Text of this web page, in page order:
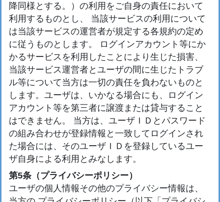
降同様とする。）の利用をご自身の責任において
利用するものとし、 当該サービスの利用について
は当該サービスの運営者が規定する各規約の定め
に従うものとします。 ログインアカウント等にか
かるサービスを利用したことにより生じた損害、
当該サービス運営者とユーザの間に生じたトラブ
ル等について当方は一切の責任を負わないものと
します。ユーザは、いかなる場合にも、ログイン
アカウント等を第三者に譲渡または貸与すること
はできません。 当方は、ユーザＩＤとパスワード
の組み合わせが登録情報と一致してログインされ
た場合には、そのユーザＩＤを登録しているユー
ザ自身による利用とみなします。
第5条（プライバシーポリシー）
ユーザの個人情報その他のプライバシー情報は、